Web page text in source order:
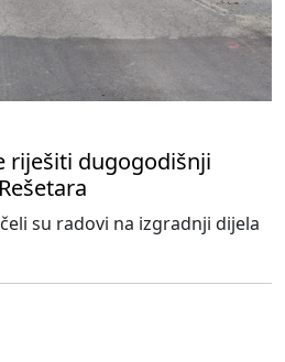
riješiti dugogodišnji
su radovi na izgradnji dijela